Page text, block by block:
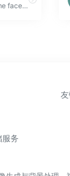
TWDNEv3.5: A site demonstrating anime faces generated by StyleGAN 2 neural networks and text snippets generated by GPT-3-
务